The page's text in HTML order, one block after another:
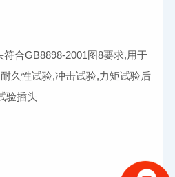
合GB8898-2001图8要求,用于
久性试验,冲击试验,力矩试验后
验插头